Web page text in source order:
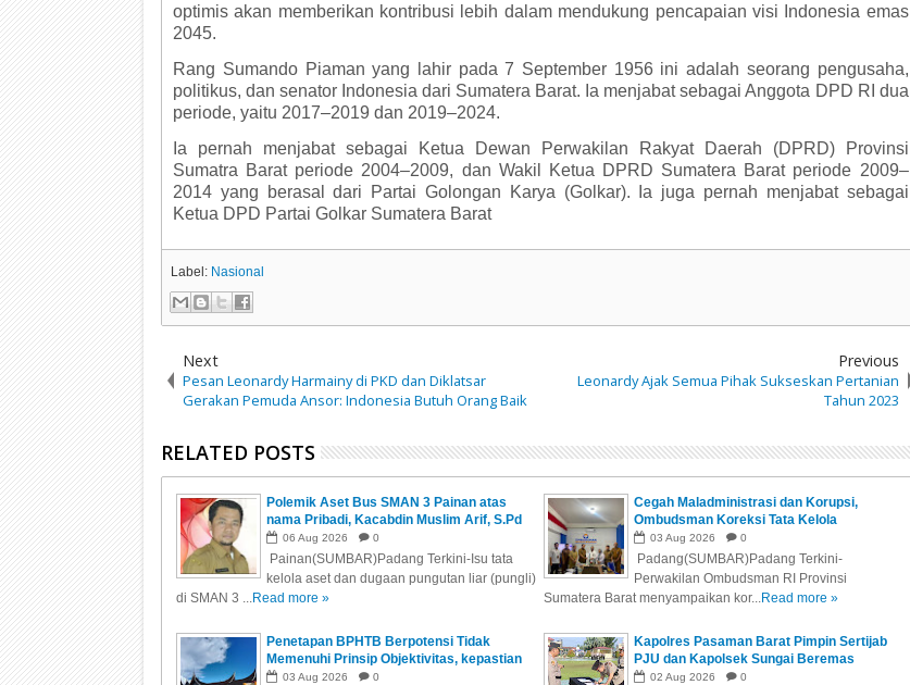
optimis akan memberikan kontribusi lebih dalam mendukung pencapaian visi Indonesia emas
2045.
Rang Sumando Piaman yang lahir pada 7 September 1956 ini adalah seorang pengusaha,
politikus, dan senator Indonesia dari Sumatera Barat. Ia menjabat sebagai Anggota DPD RI dua
periode, yaitu 2017–2019 dan 2019–2024.
Ia pernah menjabat sebagai Ketua Dewan Perwakilan Rakyat Daerah (DPRD) Provinsi
Sumatra Barat periode 2004–2009, dan Wakil Ketua DPRD Sumatera Barat periode 2009–
2014 yang berasal dari Partai Golongan Karya (Golkar). Ia juga pernah menjabat sebagai
Ketua DPD Partai Golkar Sumatera Barat
Label: Nasional
Next
Pesan Leonardy Harmainy di PKD dan Diklatsar
Gerakan Pemuda Ansor: Indonesia Butuh Orang Baik
Previous
Leonardy Ajak Semua Pihak Sukseskan Pertanian
Tahun 2023
RELATED POSTS
Polemik Aset Bus SMAN 3 Painan atas
nama Pribadi, Kacabdin Muslim Arif, S.Pd
Klarifikasi Penggunaan Nama Saya Pada
STNK dan BPKB Semata-mata
Mempermudah Proses Administrasi Kredit
di Leasing
06 Aug 2026 0
Painan(SUMBAR)Padang Terkini-Isu tata
kelola aset dan dugaan pungutan liar (pungli)
di SMAN 3 ...Read more »
Cegah Maladministrasi dan Korupsi,
Ombudsman Koreksi Tata Kelola
Pendanaan Pendidikan Melalui Komite
Sekolah
03 Aug 2026 0
Padang(SUMBAR)Padang Terkini-
Perwakilan Ombudsman RI Provinsi
Sumatera Barat menyampaikan kor...Read more »
Penetapan BPHTB Berpotensi Tidak
Memenuhi Prinsip Objektivitas, kepastian
Hukum, dan Keadilan
03 Aug 2026 0
Kapolres Pasaman Barat Pimpin Sertijab
PJU dan Kapolsek Sungai Beremas
02 Aug 2026 0